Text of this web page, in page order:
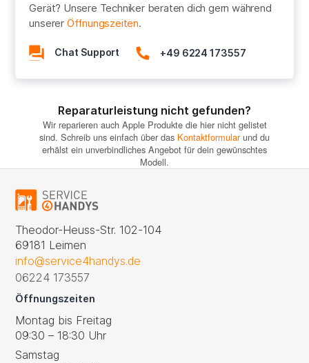
Gerät? Unsere Techniker beraten dich gern während
unserer Öffnungszeiten.
Chat Support +49 6224 173557
Reparaturleistung nicht gefunden?
Wir reparieren auch Apple Produkte die hier nicht gelistet
sind. Schreib uns einfach über das Kontaktformularund du
erhälst ein unverbindliches Angebot für dein gewünschtes
Modell.
Theodor-Heuss-Str. 102-104
69181 Leimen
info@service4handys.de
06224 173557
Öffnungszeiten
Montag bis Freitag
09:30 – 18:30 Uhr
Samstag